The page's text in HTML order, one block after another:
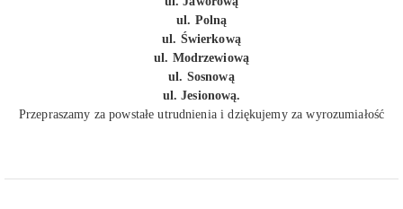
ul. Polną
ul. Świerkową
ul. Modrzewiową
ul. Sosnową
ul. Jesionową.
Przepraszamy za powstałe utrudnienia i dziękujemy za wyrozumiałość